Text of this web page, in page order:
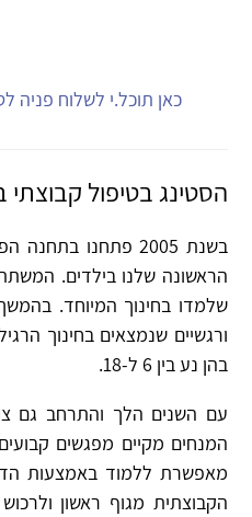
כאן תוכל.י לשלוח פניה
הסטינג בטיפול
בשנת 2005 פתחנו
הראשונה שלנו בילדים.
שלמדו בחינוך המיוחד.
ורגשיים שנמצאים בחינוך
בהן נע בין 6 ל-18.
עם השנים הלך והתרחב גם
המנחים מקיים מפגשים
מאפשרת ללמוד באמצעות
הקבוצתית מגוף ראשון